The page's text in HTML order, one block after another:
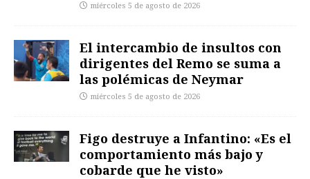
miércoles 5 de agosto de 2026
El intercambio de insultos con
dirigentes del Remo se suma a
las polémicas de Neymar
miércoles 5 de agosto de 2026
Figo destruye a Infantino: «Es el
comportamiento más bajo y
cobarde que he visto»